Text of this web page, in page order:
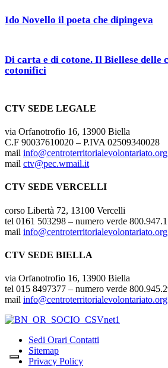
Ido Novello il poeta che dipingeva
Di carta e di cotone. Il Biellese delle
cotonifici
CTV SEDE LEGALE
via Orfanotrofio 16, 13900 Biella
C.F 90037610020 – P.IVA 02509340028
mail info@centroterritorialevolontariato.org
mail ctv@pec.wmail.it
CTV SEDE VERCELLI
corso Libertà 72, 13100 Vercelli
tel 0161 503298 – numero verde
mail info@centroterritorialevolontariato.org
CTV SEDE BIELLA
via Orfanotrofio 16, 13900 Biella
tel 015 8497377 – numero verde
mail info@centroterritorialevolontariato.org
Sedi Orari Contatti
Sitemap
Privacy Policy